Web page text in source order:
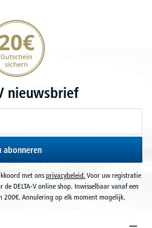
korting verzekeren
nieuwsbrief
abonneren
met ons privacybeleid. Voor uw registratie
DELTA-V online shop. Inwisselbaar vanaf een
200€. Annulering op elk moment mogelijk.